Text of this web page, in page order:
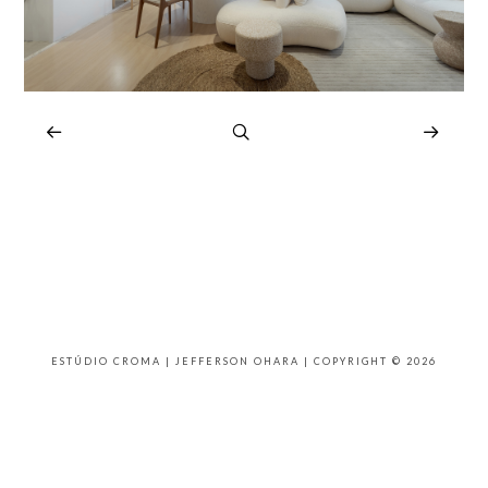
ESTÚDIO CROMA | JEFFERSON OHARA | COPYRIGHT © 2026